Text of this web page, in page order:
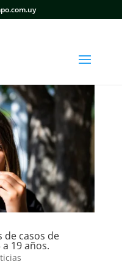
de casos de
19 años.